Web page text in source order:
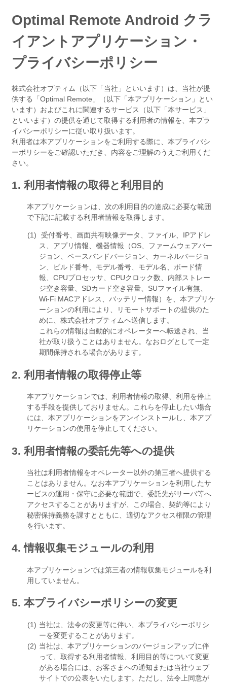
Optimal Remote Android クラ
イアントアプリケーション・
プライバシーポリシー
株式会社オプティム（以下「当社」といいます）は、当社が提
供する「Optimal Remote」（以下「本アプリケーション」とい
います）およびこれに関連するサービス（以下「本サービス」
といいます）の提供を通じて取得する利用者の情報を、本プラ
イバシーポリシーに従い取り扱います。
利用者は本アプリケーションをご利用する際に、本プライバシ
ーポリシーをご確認いただき、内容をご理解のうえご利用くだ
さい。
1. 利用者情報の取得と利用目的
本アプリケーションは、次の利用目的の達成に必要な範囲
で下記に記載する利用者情報を取得します。
受付番号、画面共有映像データ、ファイル、IPアドレ
ス、アプリ情報、機器情報（OS、ファームウェアバー
ジョン、ベースバンドバージョン、カーネルバージョ
ン、ビルド番号、モデル番号、モデル名、ボード情
報、CPUプロセッサ、CPUクロック数、内部ストレー
ジ空き容量、SDカード空き容量、SUファイル有無、
Wi-Fi MACアドレス、バッテリー情報）を、本アプリケ
ーションの利用により、リモートサポートの提供のた
めに、株式会社オプティムへ送信します。
これらの情報は自動的にオペレーターへ転送され、当
社が取り扱うことはありません。なおログとして一定
期間保持される場合があります。
2. 利用者情報の取得停止等
本アプリケーションでは、利用者情報の取得、利用を停止
する手段を提供しておりません。これらを停止したい場合
には、本アプリケーションをアンインストールし、本アプ
リケーションの使用を停止してください。
3. 利用者情報の委託先等への提供
当社は利用者情報をオペレーター以外の第三者へ提供する
ことはありません。なお本アプリケーションを利用したサ
ービスの運用・保守に必要な範囲で、委託先がサーバ等へ
アクセスすることがありますが、この場合、契約等により
秘密保持義務を課すとともに、適切なアクセス権限の管理
を行います。
4. 情報収集モジュールの利用
本アプリケーションでは第三者の情報収集モジュールを利
用していません。
5. 本プライバシーポリシーの変更
当社は、法令の変更等に伴い、本プライバシーポリシ
ーを変更することがあります。
当社は、本アプリケーションのバージョンアップに伴
って、取得する利用者情報、利用目的等について変更
がある場合には、お客さまへの通知または当社ウェブ
サイトでの公表をいたします。ただし、法令上同意が